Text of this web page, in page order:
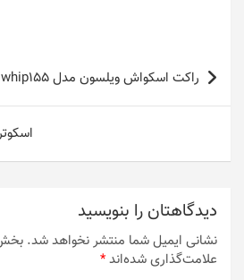
راهبری
نوشته
راکت اسکواش ویلسون مدل whip155
دیدگاهتان را بنویسید
نشانی ایمیل شما منتشر نخواهد شد.
علامت‌گذاری شده‌اند*